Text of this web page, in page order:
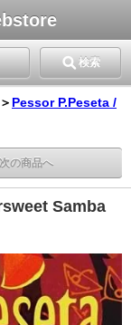
検索
＞ Pessor P.Peseta /
次の商品へ
Samba